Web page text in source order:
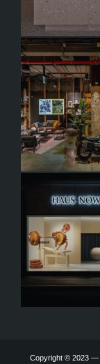
Copyright © 2023 —